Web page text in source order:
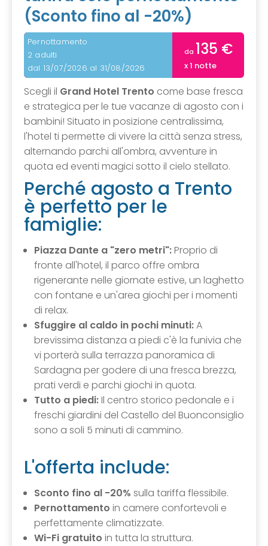
(Sconto fino al -20%)
Pernottamento
2 adulti
dal 13/07/2026 al 31/08/2026
da 135 €
x 1 notte
Scegli il Grand Hotel Trento come base fresca
e strategica per le tue vacanze di agosto con i
bambini! Situato in posizione centralissima,
l'hotel ti permette di vivere la città senza stress,
alternando parchi all'ombra, avventure in
quota ed eventi magici sotto il cielo stellato.
Perché agosto a Trento
è perfetto per le
famiglie:
Piazza Dante a "zero metri":Proprio di
fronte all'hotel, il parco offre ombra
rigenerante nelle giornate estive, un laghetto
con fontane e un'area giochi per i momenti
di relax.
Sfuggire al caldo in pochi minuti:A
brevissima distanza a piedi c'è la funivia che
vi porterà sulla terrazza panoramica di
Sardagna per godere di una fresca brezza,
prati verdi e parchi giochi in quota.
Tutto a piedi:Il centro storico pedonale e i
freschi giardini del Castello del Buonconsiglio
sono a soli 5 minuti di cammino.
L'offerta include:
Sconto fino al -20% sulla tariffa flessibile.
Pernottamento in camere confortevoli e
perfettamente climatizzate.
Wi-Fi gratuito in tutta la struttura.